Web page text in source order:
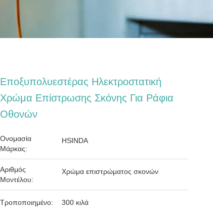
Εποξυπολυεστέρας Ηλεκτροστατική
Χρώμα Επίστρωσης Σκόνης Για Ράφια
Οθονών
Ονομασία
Μάρκας:
HSINDA
Αριθμός
Μοντέλου:
Χρώμα επιστρώματος σκονών
Τροποποιημένο: 300 κιλά